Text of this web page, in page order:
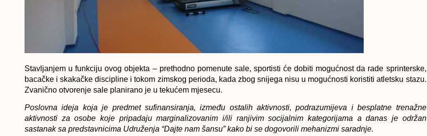
Stavljanjem u funkciju ovog objekta – prethodno pomenute sale, sportisti će dobiti mogućnost da rade sprinterske,
bacačke i skakačke discipline i tokom zimskog perioda, kada zbog snijega nisu u mogućnosti koristiti atletsku stazu.
Zvanično otvorenje sale planirano je u tekućem mjesecu.
Poslovna ideja koja je predmet sufinansiranja, između ostalih aktivnosti, podrazumijeva ibesplatne trenažne
aktivnosti za osobe koje pripadaju marginalizovanim i/ili ranjivim socijalnim kategorijama a danas je održan
sastanak sa predstavnicima Udruženja “Dajte nam šansu” kako bi se dogovorili mehanizmi saradnje.